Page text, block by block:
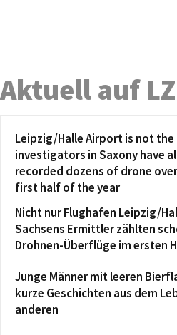
Aktuell auf LZ
Leipzig/Halle Airport is not
investigators in Saxony have
recorded dozens of drone
first half of the year
Nicht nur Flughafen Leipzig/
Sachsens Ermittler zählten
Drohnen-Überflüge im ersten
Junge Männer mit leeren
kurze Geschichten aus dem
anderen